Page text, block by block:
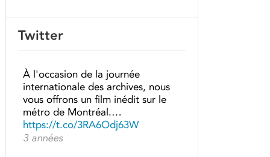
Twitter
À l'occasion de la journée
internationale des archives, nous
vous offrons un film inédit sur le
métro de Montréal.…
https://t.co/3RA6Odj63W
3 années